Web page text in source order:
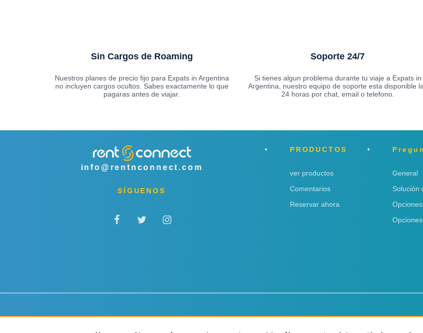
Sin Cargos de Roaming
Nuestros planes de precio fijo para Expats in Argentina
no incluyen cargos ocultos. Sabes exactamente lo que
pagaras antes de viajar.
Soporte 24/7
Si tienes algun problema durante tu viaje a Expats in
Argentina, nuestro equipo de soporte esta disponible
24 horas por chat, email o telefono.
info@rentnconnect.com
SÍGUENOS
PRODUCTOS
ver productos
Comentarios
Reservar ahora
General
Solución